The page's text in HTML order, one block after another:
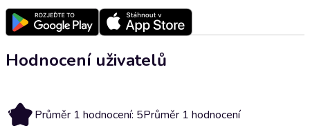
Hodnocení uživatelů
5 Průměr 1 hodnocení: 5Průměr 1 hodnocení